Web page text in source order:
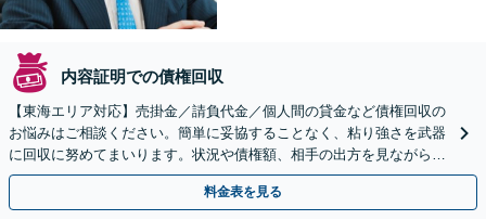
内容証明での債権回収
【東海エリア対応】売掛金／請負代金／個人間の貸金など債権回収の
お悩みはご相談ください。簡単に妥協することなく、粘り強さを武器
に回収に努めてまいります。状況や債権額、相手の出方を見ながら、
効果的な方法を臨機応変に対応いたします【土日祝対応可】
料金表を見る